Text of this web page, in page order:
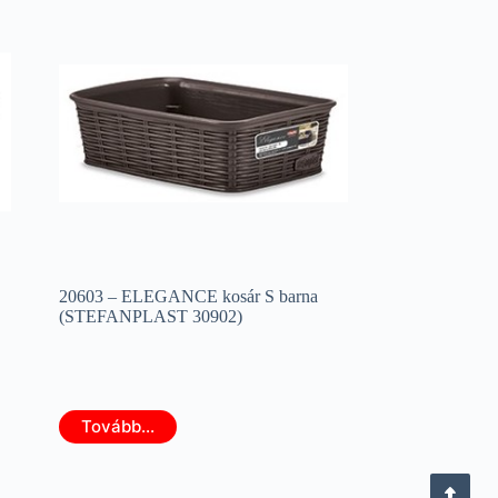
20603 – ELEGANCE kosár S barna
(STEFANPLAST 30902)
Tovább...